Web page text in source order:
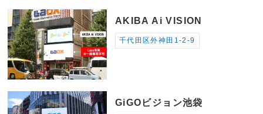
AKIBA Ai VISION
千代田区外神田1-2-9
GiGOビジョン池袋